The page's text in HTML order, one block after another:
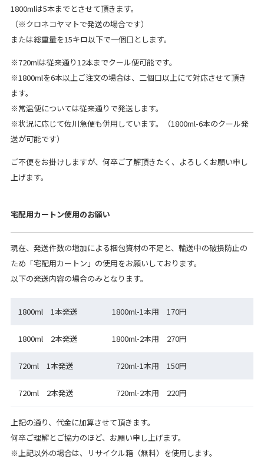
1800mlは5本までとさせて頂きます。
（※クロネコヤマトで発送の場合です）
または総重量を15キロ以下で一個口とします。
※720mlは従来通り12本までクール便可能です。
※1800mlを6本以上ご注文の場合は、二個口以上にて対応させて頂き
ます。
※常温便については従来通りで発送します。
※状況に応じて佐川急便も併用しています。（1800ml-6本のクール発
送が可能です）
ご不便をお掛けしますが、何卒ご了解頂きたく、よろしくお願い申し
上げます。
宅配用カートン使用のお願い
現在、発送件数の増加による梱包資材の不足と、輸送中の破損防止の
ため「宅配用カートン」の使用をお願いしております。
以下の発送内容の場合のみとなります。
1800ml 1本発送 1800ml-1本用 170円
1800ml 2本発送 1800ml-2本用 270円
720ml 1本発送 720ml-1本用 150円
720ml 2本発送 720ml-2本用 220円
上記の通り、代金に加算させて頂きます。
何卒ご理解とご協力のほど、お願い申し上げます。
※上記以外の場合は、リサイクル箱（無料）を使用します。